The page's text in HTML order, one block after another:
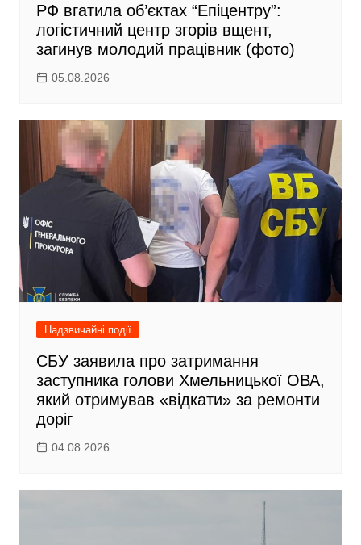
РФ вгатила об’єктах “Епіцентру”:
логістичний центр згорів вщент,
загинув молодий працівник (фото)
05.08.2026
Надзвичайні події
CБУ заявила про затримання
заступника голови Хмельницької ОВА,
який отримував «відкати» за ремонти
доріг
04.08.2026